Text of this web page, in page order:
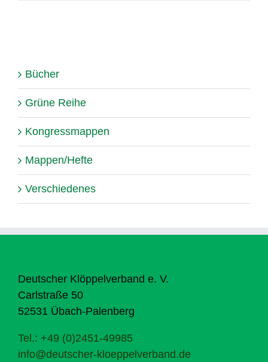
Bücher
Grüne Reihe
Kongressmappen
Mappen/Hefte
Verschiedenes
Deutscher Klöppelverband e. V.
Carlstraße 50
52531 Übach-Palenberg
Tel.: +49 (0)2451-49985
info@deutscher-kloeppelverband.de